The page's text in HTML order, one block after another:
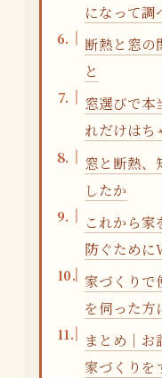
になって調
断熱と窓の
と
窓選びで本
れだけはち
窓と断熱、
したか
これから家
防ぐために
家づくりで
を伺った方
まとめ｜お
家づくりを